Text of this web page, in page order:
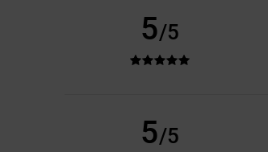
5/5
5/5